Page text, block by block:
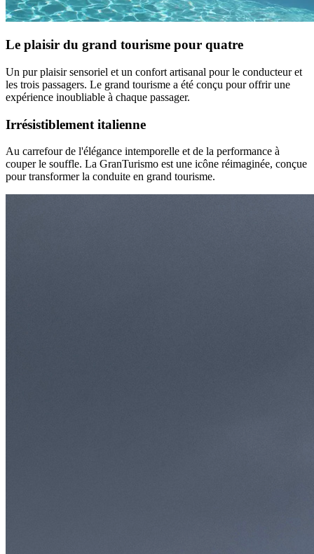
Le plaisir du grand tourisme pour quatre
Un pur plaisir sensoriel et un confort artisanal pour le conducteur et
les trois passagers. Le grand tourisme a été conçu pour offrir une
expérience inoubliable à chaque passager.
Irrésistiblement italienne
Au carrefour de l'élégance intemporelle et de la performance à
couper le souffle. La GranTurismo est une icône réimaginée, conçue
pour transformer la conduite en grand tourisme.